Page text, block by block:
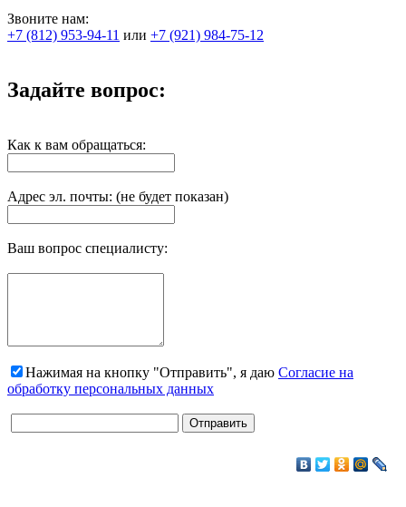
Звоните нам:
+7 (812) 953-94-11 или +7 (921) 984-75-12
Задайте вопрос:
Как к вам обращаться:
Адрес эл. почты: (не будет показан)
Ваш вопрос специалисту:
Нажимая на кнопку "Отправить", я даю Согласие на
обработку персональных данных